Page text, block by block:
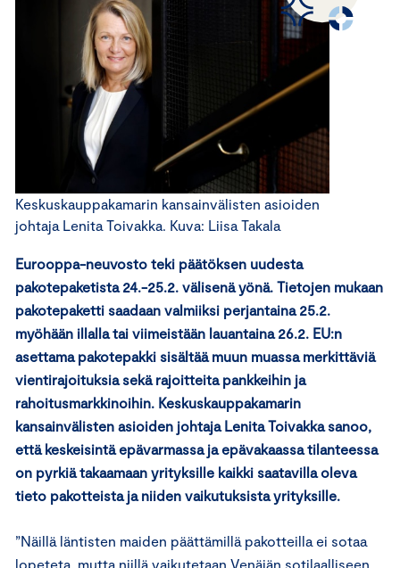
Keskuskauppakamarin kansainvälisten asioiden
johtaja Lenita Toivakka. Kuva: Liisa Takala
Eurooppa-neuvosto teki päätöksen uudesta
pakotepaketista 24.-25.2. välisenä yönä. Tietojen mukaan
pakotepaketti saadaan valmiiksi perjantaina 25.2.
myöhään illalla tai viimeistään lauantaina 26.2. EU:n
asettama pakotepakki sisältää muun muassa merkittäviä
vientirajoituksia sekä rajoitteita pankkeihin ja
rahoitusmarkkinoihin. Keskuskauppakamarin
kansainvälisten asioiden johtaja Lenita Toivakka sanoo,
että keskeisintä epävarmassa ja epävakaassa tilanteessa
on pyrkiä takaamaan yrityksille kaikki saatavilla oleva
tieto pakotteista ja niiden vaikutuksista yrityksille.
”Näillä läntisten maiden päättämillä pakotteilla ei sotaa
lopeteta, mutta niillä vaikutetaan Venäjän sotilaalliseen